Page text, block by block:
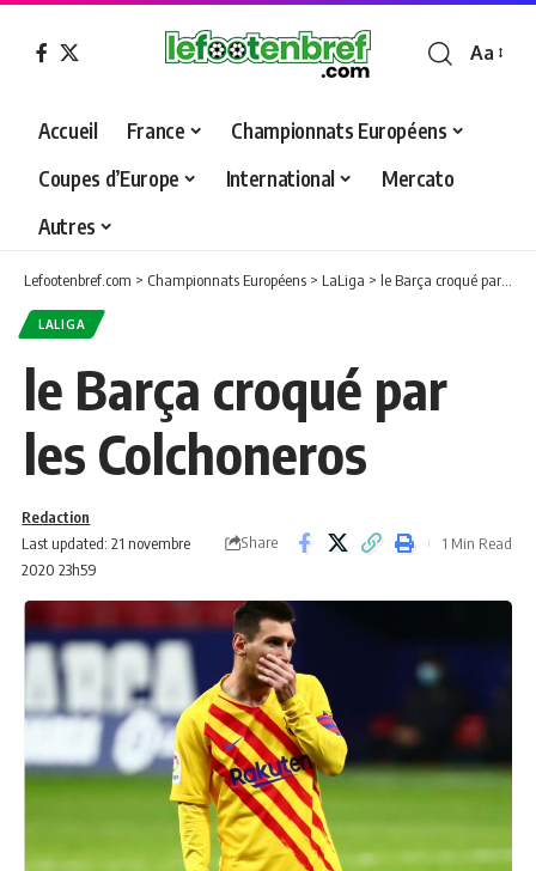
Font
Aa
Accueil France
Championnats Européens
Coupes d’Europe
International
Mercato
Autres
Lefootenbref.com > Championnats Européens > LaLiga > le Barça croqué par les Colchoneros
LALIGA
le Barça croqué par
les Colchoneros
Last updated: 21 novembre
2020 23h59
Redaction
Share
1 Min Read